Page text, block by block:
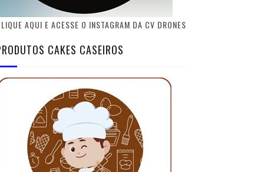
AQUI E ACESSE O INSTAGRAM DA CV DRONES
CAKES CASEIROS